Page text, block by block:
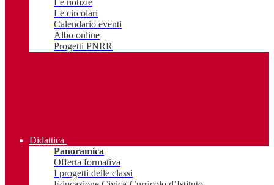
Le notizie
Le circolari
Calendario eventi
Albo online
Progetti PNRR
Didattica
Panoramica
Offerta formativa
I progetti delle classi